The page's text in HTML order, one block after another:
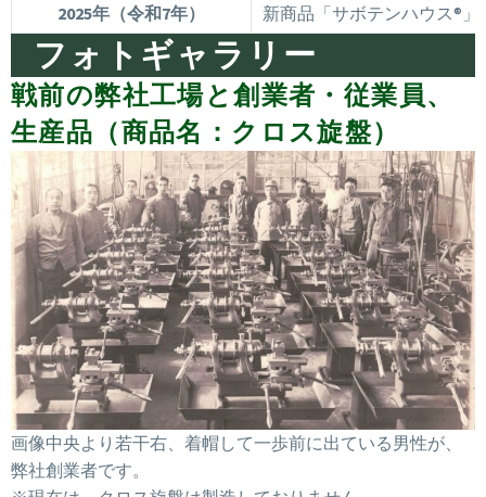
2025年（令和7年）
新商品「サボテンハウス®
フォトギャラリー
戦前の弊社工場と創業者・従業員、
生産品（商品名：クロス旋盤）
画像中央より若干右、着帽して一歩前に出ている男性が、
弊社創業者です。